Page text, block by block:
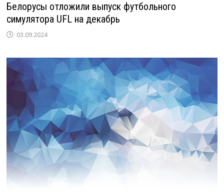
Белорусы отложили выпуск футбольного
симулятора UFL на декабрь
03.09.2024